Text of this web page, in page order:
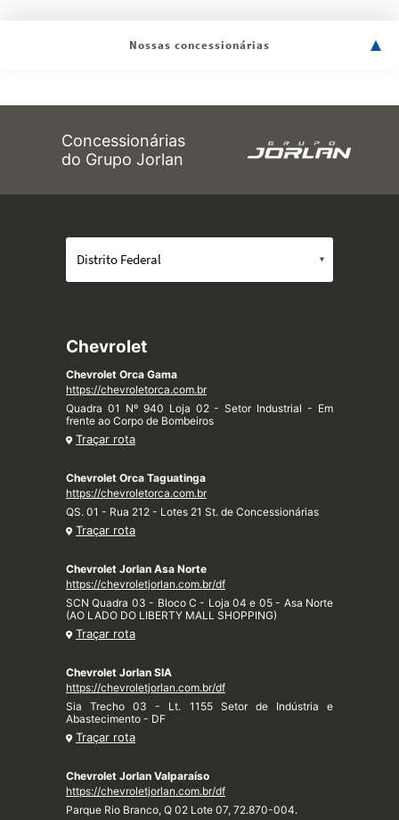
Nossas concessionárias
Concessionárias
do Grupo Jorlan
Chevrolet
Chevrolet Orca Gama
https://chevroletorca.com.br
Quadra 01 Nº 940 Loja 02 - Setor Industrial - Em
frente ao Corpo de Bombeiros
Traçar rota
Chevrolet Orca Taguatinga
https://chevroletorca.com.br
QS. 01 - Rua 212 - Lotes 21 St. de Concessionárias
Traçar rota
Chevrolet Jorlan Asa Norte
https://chevroletjorlan.com.br/df
SCN Quadra 03 - Bloco C - Loja 04 e 05 - Asa Norte
(AO LADO DO LIBERTY MALL SHOPPING)
Traçar rota
Chevrolet Jorlan SIA
https://chevroletjorlan.com.br/df
Sia Trecho 03 - Lt. 1155 Setor de Indústria e
Abastecimento - DF
Traçar rota
Chevrolet Jorlan Valparaíso
https://chevroletjorlan.com.br/df
Parque Rio Branco, Q 02 Lote 07, 72.870-004.